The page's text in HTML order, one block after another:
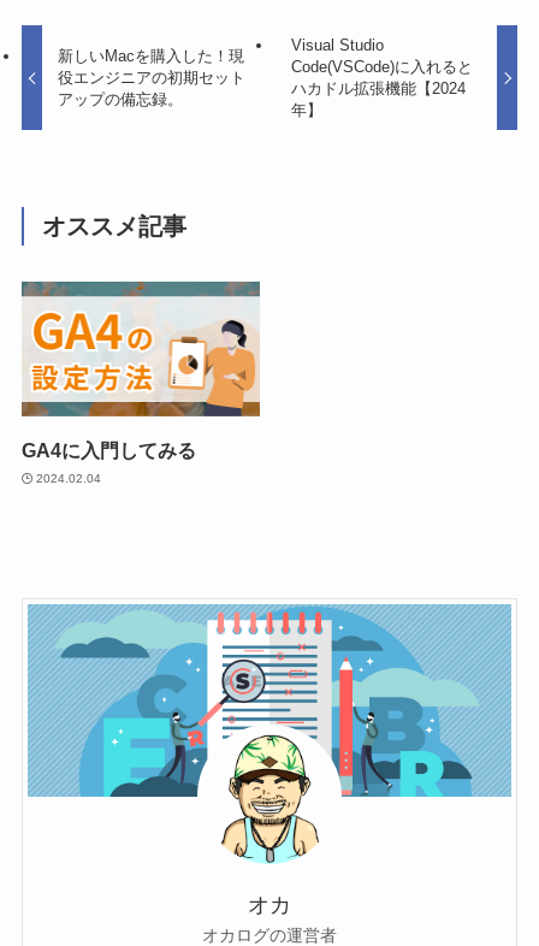
新しいMacを購入した！現
役エンジニアの初期セット
アップの備忘録。
Visual Studio
Code(VSCode)に入れると
ハカドル拡張機能【2024
年】
オススメ記事
GA4に入門してみる
2024.02.04
オカ
オカログの運営者